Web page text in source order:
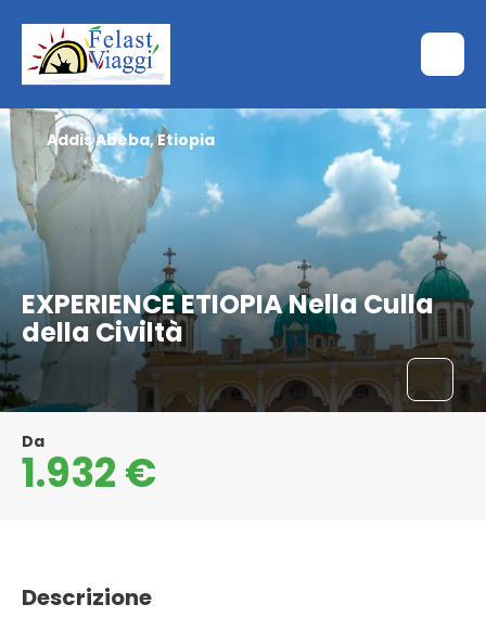
EXPERIENCE ETIOPIA Nella Culla
della Civiltà
Addis Abeba, Etiopia
Da
1.932 €
Descrizione